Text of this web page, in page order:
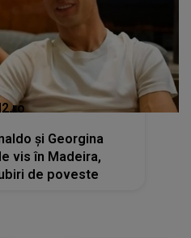
și Georgina
vis în Madeira,
de poveste